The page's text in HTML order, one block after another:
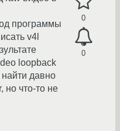
0
0
программы
v4l
loopback
давно
но что-то не